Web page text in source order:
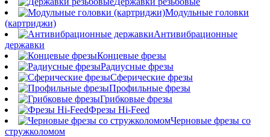
Модульные головки
(картриджи)
Антивибрационные
державки
Концевые фрезы
Радиусные фрезы
Сферические фрезы
Профильные фрезы
Грибковые фрезы
Фрезы Hi-Feed
Черновые фрезы со
стружколомом